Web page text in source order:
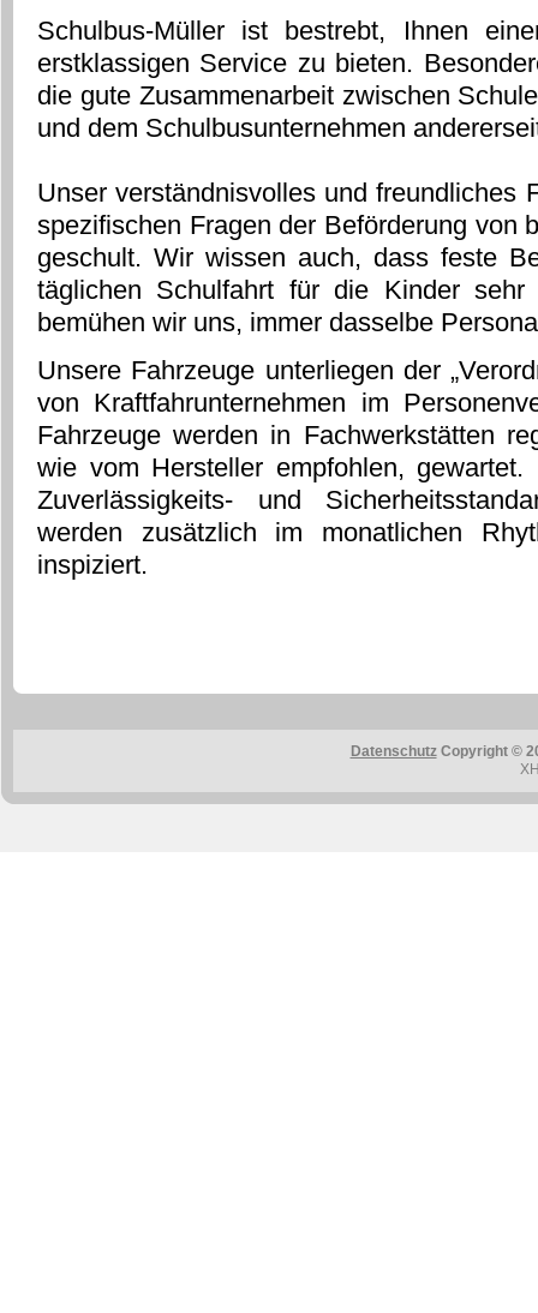
Schulbus-Müller ist bestrebt, Ihnen
erstklassigen Service zu bieten.
die gute Zusammenarbeit zwischen
und dem Schulbusunternehmen
Unser verständnisvolles und freundliches
spezifischen Fragen der Beförderung von
geschult. Wir wissen auch, dass feste
täglichen Schulfahrt für die Kinder
bemühen wir uns, immer dasselbe
Unsere Fahrzeuge unterliegen der
von Kraftfahrunternehmen im
Fahrzeuge werden in Fachwerkstätten
wie vom Hersteller empfohlen,
Zuverlässigkeits- und
werden zusätzlich im monatlichen
inspiziert.
DatenschutzCopyright ©